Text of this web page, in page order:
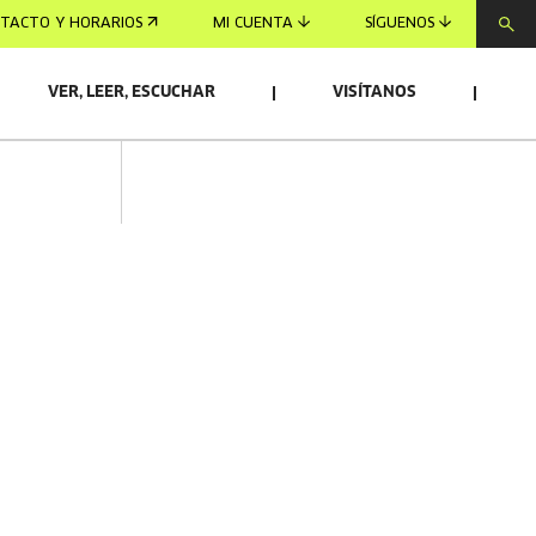
Y HORARIOS MI CUENTA SÍGUENOS
VER, LEER, ESCUCHAR VISÍTANOS